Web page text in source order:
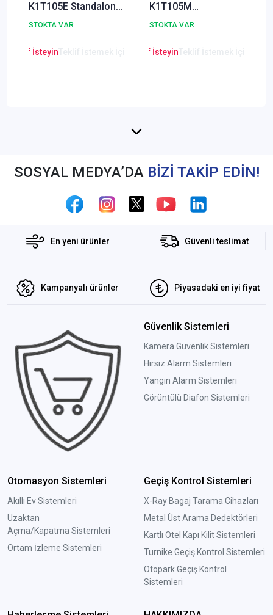
K1T105E Standalone
Geçiş Kontrol
Kart Okuyucu)
STOKTA VAR
Teklif İsteyin Teklif İstemek İçin Tıklayınız
K1T105M
Standalone Geçiş
(Mifare Kart
STOKTA VAR
Lütfen Teklif İsteyin
SOSYAL MEDYA’DA BİZİ TAKİP EDİN!
En yeni ürünler Güvenli teslimat
Kampanyalı ürünler Piyasadaki en iyi fiyat
Güvenlik Sistemleri
Kamera Güvenlik Sistemleri
Hırsız Alarm Sistemleri
Yangın Alarm Sistemleri
Görüntülü Diafon Sistemleri
Otomasyon Sistemleri
Akıllı Ev Sistemleri
Uzaktan
Açma/Kapatma Sistemleri
Ortam İzleme Sistemleri
Geçiş Kontrol Sistemleri
X-Ray Bagaj Tarama Cihazları
Metal Üst Arama Dedektörleri
Kartlı Otel Kapı Kilit Sistemleri
Turnike Geçiş Kontrol Sistemleri
Otopark Geçiş Kontrol
Sistemleri